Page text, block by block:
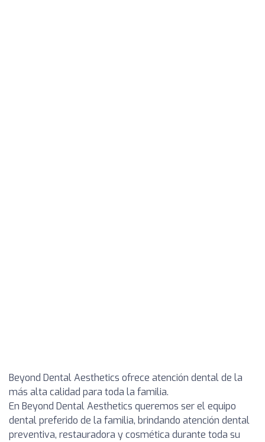
Beyond Dental Aesthetics ofrece atención dental de la
más alta calidad para toda la familia.
En Beyond Dental Aesthetics queremos ser el equipo
dental preferido de la familia, brindando atención dental
preventiva, restauradora y cosmética durante toda su